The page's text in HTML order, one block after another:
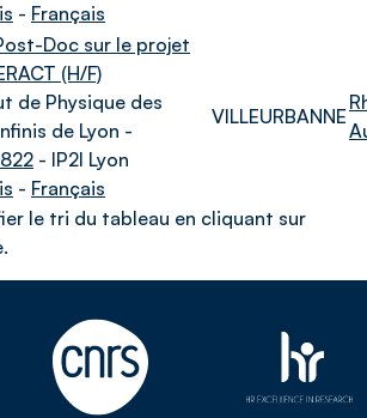
- Français
Doc sur le projet
(H/F)
de Physique des
de Lyon -
- IP2I Lyon
- Français
VILLEURBANNE
le tri du tableau en cliquant sur